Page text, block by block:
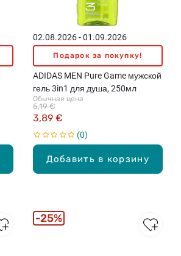
Добавить в корзину
02.08.2026 - 01.09.2026
Подарок за покупку!
ADIDAS MEN Pure Game мужской
гель 3in1 для душа, 250мл
Обычная цена
3,89 €
5,19 €
0
25%